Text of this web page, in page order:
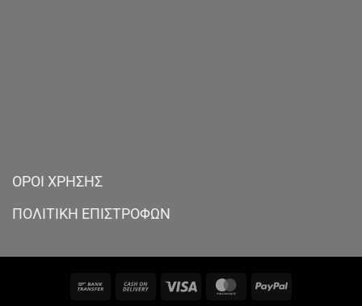
ΟΡΟΙ ΧΡΗΣΗΣ
ΠΟΛΙΤΙΚΗ ΕΠΙΣΤΡΟΦΩΝ
Bank
Cash
Visa MasterCard
PayPal